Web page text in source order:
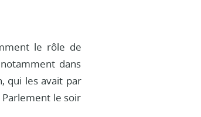
le rôle de
dans
qui les avait par
le soir